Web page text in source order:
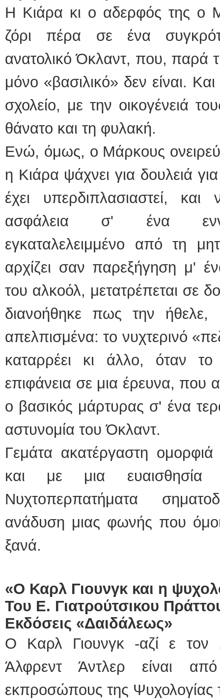
Η Κιάρα κι ο αδερφός της ο
ζόρι πέρα σε ένα
ανατολικό Όκλαντ, που, παρά
μόνο «βασιλικό» δεν είναι.
σχολείο, με την οικογένειά
θάνατο και τη φυλακή.
Ενώ, όμως, ο Μάρκους
η Κιάρα ψάχνει για δουλειά
έχει υπερδιπλασιαστεί,
ασφάλεια σ' ένα
εγκαταλελειμμένο από τη
αρχίζει σαν παρεξήγηση μ'
του αλκοόλ, μετατρέπεται σε
διανοήθηκε πως την ήθελε,
απελπισμένα: το νυχτερινό
καταρρέει κι άλλο, όταν
επιφάνεια σε μια έρευνα, που
ο βασικός μάρτυρας σ' ένα
αστυνομία του Όκλαντ.
Γεμάτα ακατέργαστη ομορφιά
και με μια ευαισθησία
Νυχτοπερπατήματα
ανάδυση μιας φωνής που
ξανά.
«Ο Καρλ Γιουνγκ και η
Του Ε. Γιατρούτσικου
Εκδόσεις «Δαιδάλεως»
Ο Καρλ Γιουνγκ -αζί ε τον
Άλφρεντ Άντλερ είναι
εκπροσώπους της Ψυχολογίας